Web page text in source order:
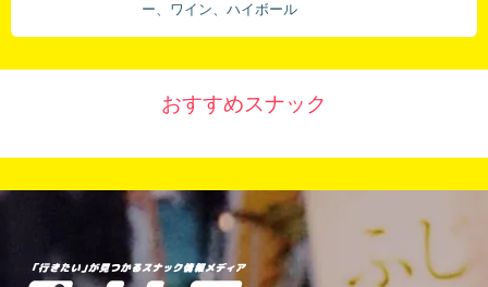
ー、ワイン、ハイボール
おすすめスナック